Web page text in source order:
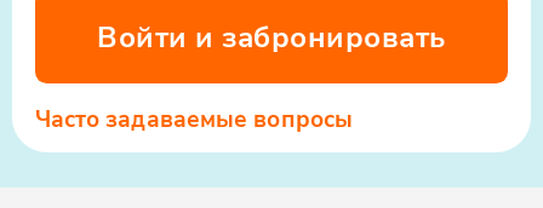
Войти и забронировать
Часто задаваемые вопросы